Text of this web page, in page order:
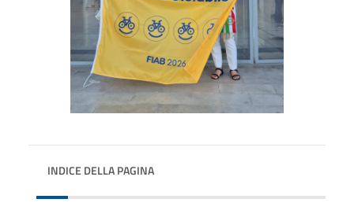
INDICE DELLA PAGINA